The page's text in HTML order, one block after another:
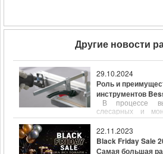
Другие новости
29.10.2024
Роль и
инструментов
В процессе
слесарных и
важно
фиксирование
инструменты,
являются
22.11.2023
Black Friday Sale
Самая большая